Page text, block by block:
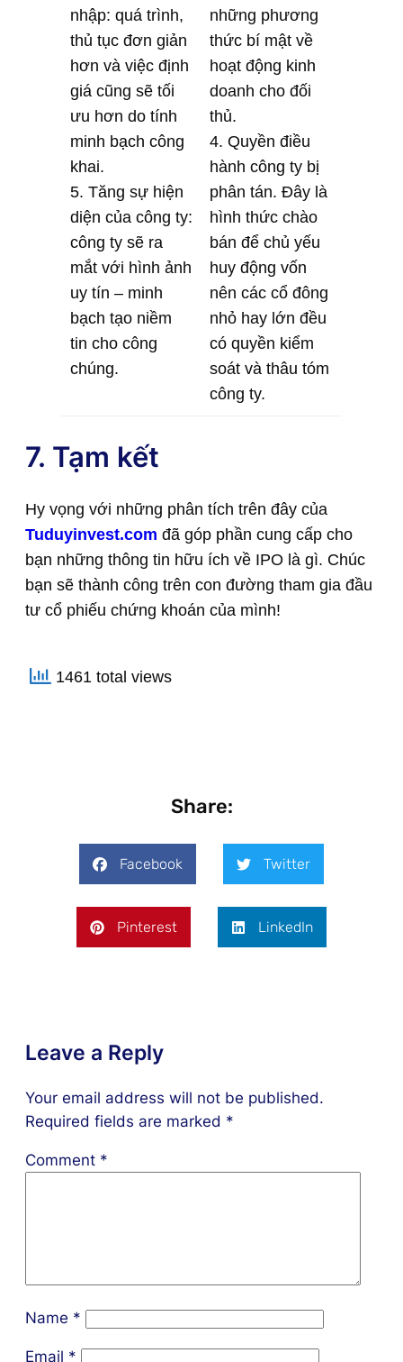
nhập: quá trình,
thủ tục đơn giản
hơn và việc định
giá cũng sẽ tối
ưu hơn do tính
minh bạch công
khai.
5. Tăng sự hiện
diện của công ty:
công ty sẽ ra
mắt với hình ảnh
uy tín – minh
bạch tạo niềm
tin cho công
chúng.
những phương
thức bí mật về
hoạt động kinh
doanh cho đối
thủ.
4. Quyền điều
hành công ty bị
phân tán. Đây là
hình thức chào
bán để chủ yếu
huy động vốn
nên các cổ đông
nhỏ hay lớn đều
có quyền kiểm
soát và thâu tóm
công ty.
7. Tạm kết
Hy vọng với những phân tích trên đây của
Tuduyinvest.com đã góp phần cung cấp cho
bạn những thông tin hữu ích về IPO là gì. Chúc
bạn sẽ thành công trên con đường tham gia đầu
tư cổ phiếu chứng khoán của mình!
1461 total views
Share:
Facebook Twitter
Pinterest LinkedIn
Leave a Reply
Your email address will not be published.
Required fields are marked *
Comment *
Name *
Email *